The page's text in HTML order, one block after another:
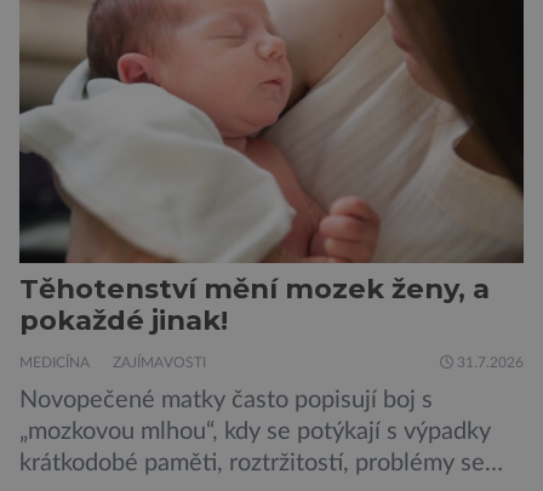
potravinou,“ říká nutriční specialista Colin
Robertson a zdůrazňuje […]
Těhotenství mění mozek ženy, a
pokaždé jinak!
MEDICÍNA ZAJÍMAVOSTI 31.7.2026
Novopečené matky často popisují boj s
„mozkovou mlhou“, kdy se potýkají s výpadky
krátkodobé paměti, roztržitostí, problémy se